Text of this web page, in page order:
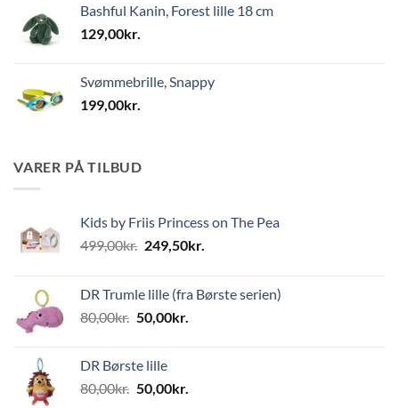
Bashful Kanin, Forest lille 18 cm
129,00kr.
Svømmebrille, Snappy
199,00kr.
VARER PÅ TILBUD
Kids by Friis Princess on The Pea
499,00kr. Den
var:
499,00kr..
249,50kr.
er:
DR Trumle lille (fra Børste serien)
80,00kr. Den
var:
80,00kr..
50,00kr.
50,00kr..
DR Børste lille
80,00kr. Den
50,00kr.